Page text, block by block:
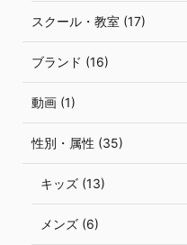
スクール・教室 (17)
ブランド (16)
動画 (1)
性別・属性 (35)
キッズ (13)
メンズ (6)